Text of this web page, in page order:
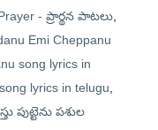
- ప్రార్థన పాటలు,
Emi Cheppanu
song lyrics in
lyrics in telugu
పుట్టెను పశుల